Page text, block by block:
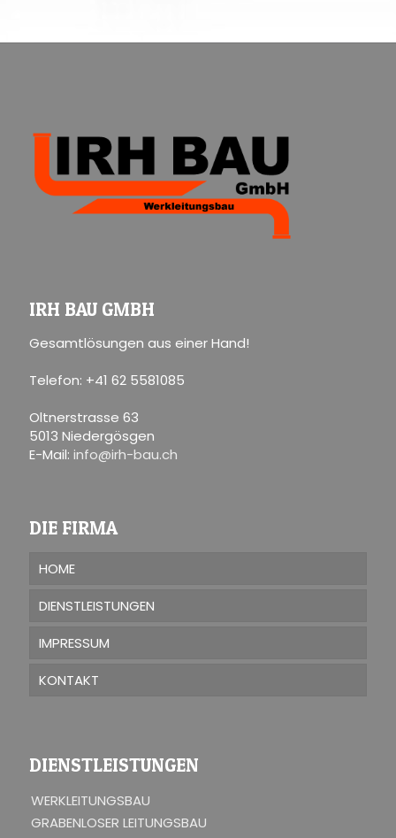
IRH BAU GMBH
Gesamtlösungen aus einer Hand!
Telefon: +41 62 5581085
Oltnerstrasse 63
5013 Niedergösgen
E-Mail: info@irh-bau.ch
DIE FIRMA
HOME
DIENSTLEISTUNGEN
IMPRESSUM
KONTAKT
DIENSTLEISTUNGEN
WERKLEITUNGSBAU
GRABENLOSER LEITUNGSBAU